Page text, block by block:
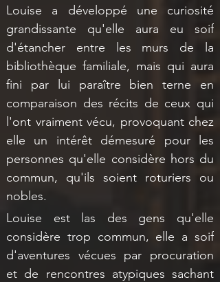
Louise a développé une curiosité
grandissante qu'elle aura eu soif
d'étancher entre les murs de la
bibliothèque familiale, mais qui aura
fini par lui paraître bien terne en
comparaison des récits de ceux qui
l'ont vraiment vécu, provoquant chez
elle un intérêt démesuré pour les
personnes qu'elle considère hors du
commun, qu'ils soient roturiers ou
nobles.
Louise est las des gens qu'elle
considère trop commun, elle a soif
d'aventures vécues par procuration
et de rencontres atypiques sachant